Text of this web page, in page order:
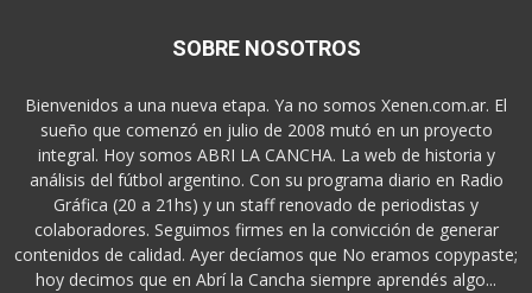
SOBRE NOSOTROS
Bienvenidos a una nueva etapa. Ya no somos Xenen.com.ar. El
sueño que comenzó en julio de 2008 mutó en un proyecto
integral. Hoy somos ABRI LA CANCHA. La web de historia y
análisis del fútbol argentino. Con su programa diario en Radio
Gráfica (20 a 21hs) y un staff renovado de periodistas y
colaboradores. Seguimos firmes en la convicción de generar
contenidos de calidad. Ayer decíamos que No eramos copypaste;
hoy decimos que en Abrí la Cancha siempre aprendés algo...